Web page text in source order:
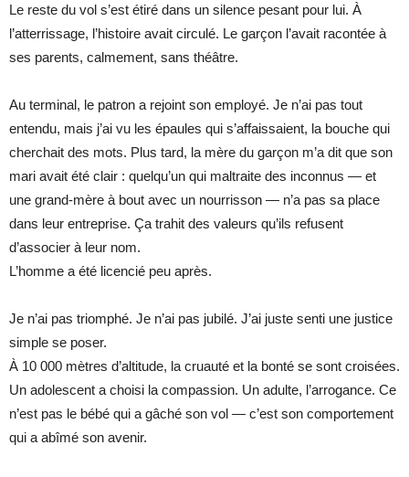
Le reste du vol s’est étiré dans un silence pesant pour lui. À
l’atterrissage, l’histoire avait circulé. Le garçon l’avait racontée à
ses parents, calmement, sans théâtre.
Au terminal, le patron a rejoint son employé. Je n’ai pas tout
entendu, mais j’ai vu les épaules qui s’affaissaient, la bouche qui
cherchait des mots. Plus tard, la mère du garçon m’a dit que son
mari avait été clair : quelqu’un qui maltraite des inconnus — et
une grand-mère à bout avec un nourrisson — n’a pas sa place
dans leur entreprise. Ça trahit des valeurs qu’ils refusent
d’associer à leur nom.
L’homme a été licencié peu après.
Je n’ai pas triomphé. Je n’ai pas jubilé. J’ai juste senti une justice
simple se poser.
À 10 000 mètres d’altitude, la cruauté et la bonté se sont croisées.
Un adolescent a choisi la compassion. Un adulte, l’arrogance. Ce
n’est pas le bébé qui a gâché son vol — c’est son comportement
qui a abîmé son avenir.